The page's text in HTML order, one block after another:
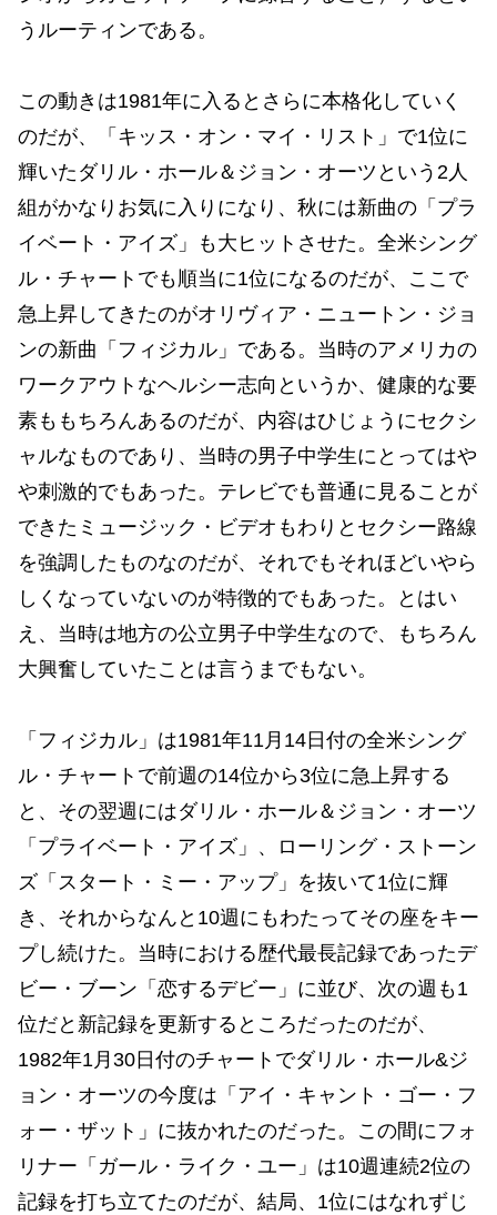
うルーティンである。
この動きは1981年に入るとさらに本格化していく
のだが、「キッス・オン・マイ・リスト」で1位に
輝いたダリル・ホール＆ジョン・オーツという2人
組がかなりお気に入りになり、秋には新曲の「プラ
イベート・アイズ」も大ヒットさせた。全米シング
ル・チャートでも順当に1位になるのだが、ここで
急上昇してきたのがオリヴィア・ニュートン・ジョ
ンの新曲「フィジカル」である。当時のアメリカの
ワークアウトなヘルシー志向というか、健康的な要
素ももちろんあるのだが、内容はひじょうにセクシ
ャルなものであり、当時の男子中学生にとってはや
や刺激的でもあった。テレビでも普通に見ることが
できたミュージック・ビデオもわりとセクシー路線
を強調したものなのだが、それでもそれほどいやら
しくなっていないのが特徴的でもあった。とはい
え、当時は地方の公立男子中学生なので、もちろん
大興奮していたことは言うまでもない。
「フィジカル」は1981年11月14日付の全米シング
ル・チャートで前週の14位から3位に急上昇する
と、その翌週にはダリル・ホール＆ジョン・オーツ
「プライベート・アイズ」、ローリング・ストーン
ズ「スタート・ミー・アップ」を抜いて1位に輝
き、それからなんと10週にもわたってその座をキー
プし続けた。当時における歴代最長記録であったデ
ビー・ブーン「恋するデビー」に並び、次の週も1
位だと新記録を更新するところだったのだが、
1982年1月30日付のチャートでダリル・ホール&ジ
ョン・オーツの今度は「アイ・キャント・ゴー・フ
ォー・ザット」に抜かれたのだった。この間にフォ
リナー「ガール・ライク・ユー」は10週連続2位の
記録を打ち立てたのだが、結局、1位にはなれずじ